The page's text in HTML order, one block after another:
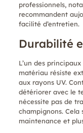
professionnels,
recommandent
facilité d’entretien.
Durabilité
L’un des
matériau résiste
aux rayons UV.
détériorer avec le
nécessite pas de
champignons.
maintenance et